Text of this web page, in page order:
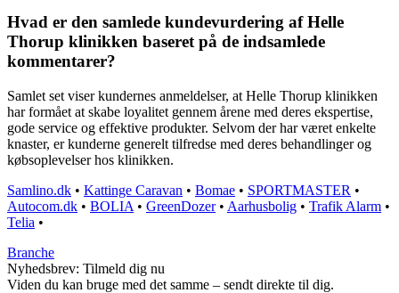
Hvad er den samlede kundevurdering af Helle
Thorup klinikken baseret på de indsamlede
kommentarer?
Samlet set viser kundernes anmeldelser, at Helle Thorup klinikken
har formået at skabe loyalitet gennem årene med deres ekspertise,
gode service og effektive produkter. Selvom der har været enkelte
knaster, er kunderne generelt tilfredse med deres behandlinger og
købsoplevelser hos klinikken.
Samlino.dk • Kattinge Caravan • Bomae • SPORTMASTER •
Autocom.dk • BOLIA • GreenDozer• Aarhusbolig • Trafik Alarm •
Telia •
Branche
Nyhedsbrev: Tilmeld dig nu
Viden du kan bruge med det samme – sendt direkte til dig.